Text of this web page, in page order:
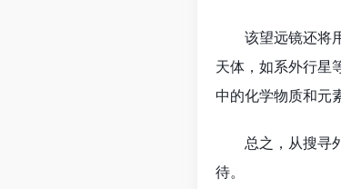
该望远镜还将用
天体，如系外行星
中的化学物质和元
总之，从搜寻外
待。